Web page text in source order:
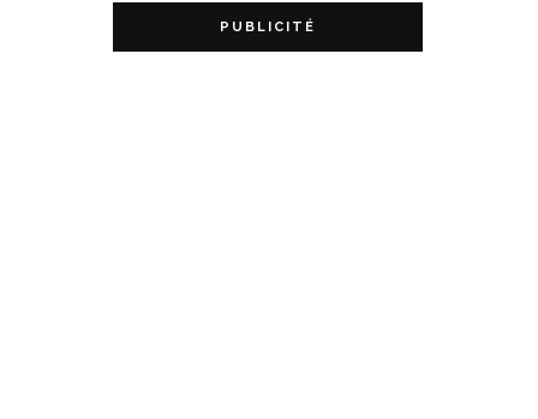
PUBLICITÉ